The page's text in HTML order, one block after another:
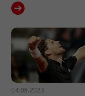
04.08.2023